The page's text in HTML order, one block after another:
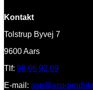
Kontakt
Tolstrup Byvej 7
9600 Aars
Tlf: 98 66 92 69
E-mail: asp@asp-